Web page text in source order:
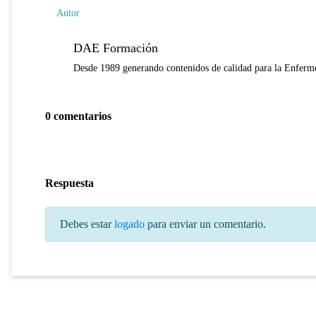
Autor
DAE Formación
Desde 1989 generando contenidos de calidad para la
0 comentarios
Respuesta
Debes estarlogado para enviar un comentario.